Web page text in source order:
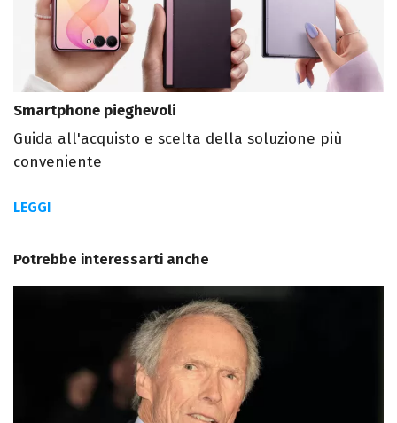
Smartphone pieghevoli
Guida all'acquisto e scelta della soluzione più
conveniente
LEGGI
Potrebbe interessarti anche